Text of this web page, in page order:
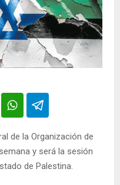
de la Organización de
y será la sesión
de Palestina.